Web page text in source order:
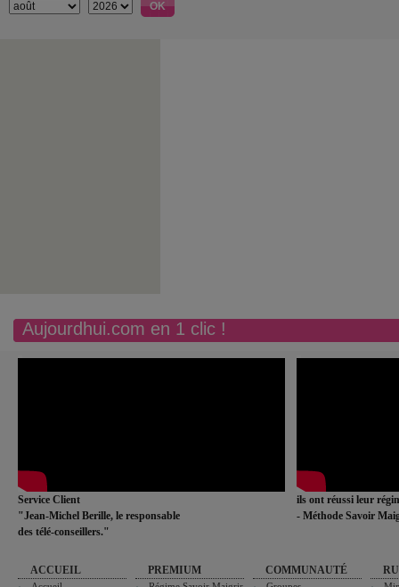
Aujourdhui.com en 1 clic !
Service Client
"Jean-Michel Berille, le responsable
des télé-conseillers."
ils ont réussi leur
- Méthode Savoir
ACCUEIL PREMIUM COMMUNAUTÉ